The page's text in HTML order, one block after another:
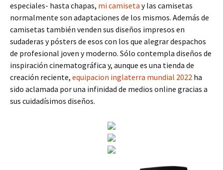
especiales- hasta chapas, mi camiseta y las camisetas
normalmente son adaptaciones de los mismos. Además de
camisetas también venden sus diseños impresos en
sudaderas y pósters de esos con los que alegrar despachos
de profesional joven y moderno. Sólo contempla diseños de
inspiración cinematográfica y, aunque es una tienda de
creación reciente, equipacion inglaterra mundial 2022 ha
sido aclamada por una infinidad de medios online gracias a
sus cuidadísimos diseños.